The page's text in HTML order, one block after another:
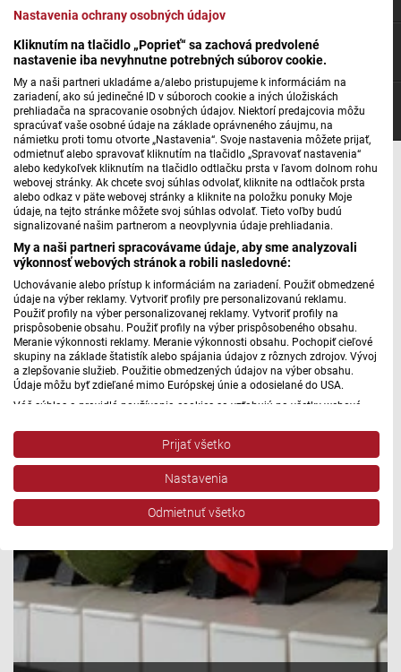
Nastavenia ochrany osobných údajov
Kliknutím na tlačidlo „Poprieť“ sa zachová predvolené
nastavenie iba nevyhnutne potrebných súborov cookie.
My a naši partneri ukladáme a/alebo pristupujeme k informáciám na
zariadení, ako sú jedinečné ID v súboroch cookie a iných úložiskách
prehliadača na spracovanie osobných údajov. Niektorí predajcovia môžu
spracúvať vaše osobné údaje na základe oprávneného záujmu, na
námietku proti tomu otvorte „Nastavenia“. Svoje nastavenia môžete prijať,
odmietnuť alebo spravovať kliknutím na tlačidlo „Spravovať nastavenia“
alebo kedykoľvek kliknutím na tlačidlo odtlačku prsta v ľavom dolnom rohu
webovej stránky. Ak chcete svoj súhlas odvolať, kliknite na odtlačok prsta
alebo odkaz v päte webovej stránky a kliknite na položku ponuky Moje
údaje, na tejto stránke môžete svoj súhlas odvolať. Tieto voľby budú
signalizované našim partnerom a neovplyvnia údaje prehliadania.
My a naši partneri spracovávame údaje, aby sme analyzovali
výkonnosť webových stránok a robili nasledovné:
Uchovávanie alebo prístup k informáciám na zariadení. Použiť obmedzené
údaje na výber reklamy. Vytvoriť profily pre personalizovanú reklamu.
Použiť profily na výber personalizovanej reklamy. Vytvoriť profily na
prispôsobenie obsahu. Použiť profily na výber prispôsobeného obsahu.
Meranie výkonnosti reklamy. Meranie výkonnosti obsahu. Pochopiť cieľové
skupiny na základe štatistík alebo spájania údajov z rôznych zdrojov. Vývoj
a zlepšovanie služieb. Použitie obmedzených údajov na výber obsahu.
Údaje môžu byť zdieľané mimo Európskej únie a odosielané do USA.
Váš súhlas a pravidlá používania cookies sa vzťahujú na všetky webové
Stred, Rádio Regina Západ, Rádio Patria, Rádio Devín, RTVS, Hudobné
pozdravy, Rádio Slovensko, RSI Francais, RSI English, RSI Slovensky, Rádio
Junior, RSI, Rádio Regina Východ, Rádio_FM, RSI Espanol, NEV.
Zobraziť zoznam partnerov (1 predajcovia IAB)
Vaše údaje používame na nasledujúce účely:
Uchovávanie alebo prístup k informáciám na
zariadení
Použiť obmedzené údaje na výber reklamy
Prijať všetko
Nastavenia
Odmietnuť všetko
6.08.2026 15:36
Peter NAGY, INDIGO
Marcel z malého mesta
6.08.2026 15:33 DR ALBAN
Hallelujah Day (Radio)
« Novšie 1 Staršie »